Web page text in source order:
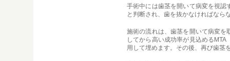
手術中には歯茎を開いて病変を視
と判断され、歯を抜かなければなら
施術の流れは、歯茎を開いて病変
してから高い成功率が見込める
用して埋めます。その後、再び歯茎